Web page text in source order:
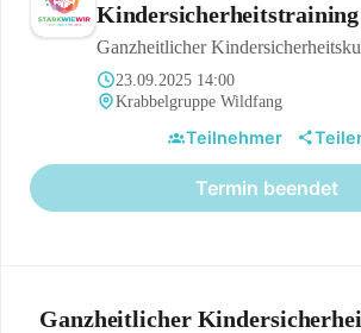
Kindersicherheitstraining
Ganzheitlicher
23.09.2025 14:00
Krabbelgruppe Wildfang
Teilnehmer
Termin beendet
Ganzheitlicher